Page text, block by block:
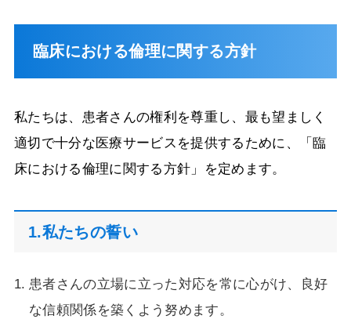
臨床における倫理に関する方針
私たちは、患者さんの権利を尊重し、最も望ましく
適切で十分な医療サービスを提供するために、「臨
床における倫理に関する方針」を定めます。
1.私たちの誓い
患者さんの立場に立った対応を常に心がけ、良好
な信頼関係を築くよう努めます。